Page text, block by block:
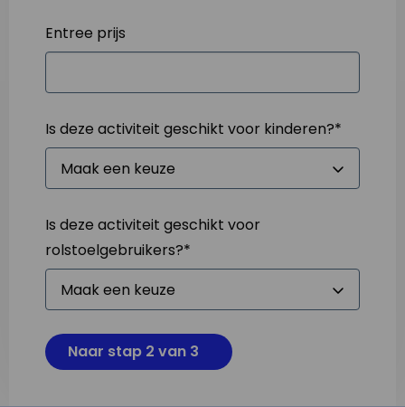
Entree prijs
Is deze activiteit geschikt voor kinderen?*
Is deze activiteit geschikt voor
rolstoelgebruikers?*